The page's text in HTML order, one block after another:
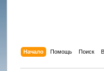
Начало Помощь Поиск